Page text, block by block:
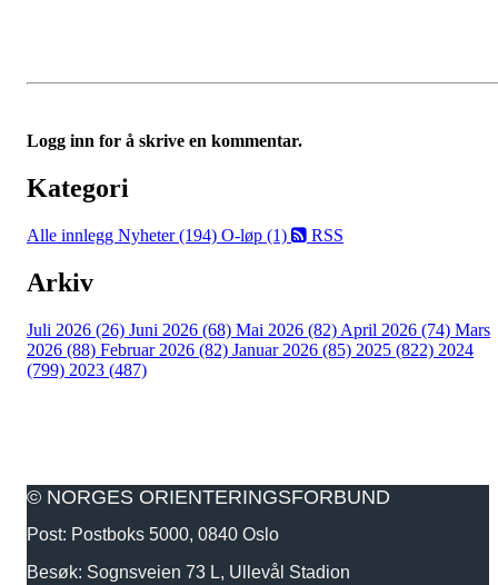
Logg inn for å skrive en kommentar.
Kategori
Alle innlegg Nyheter (194) O-løp (1) RSS
Arkiv
Juli 2026 (26) Juni 2026 (68) Mai 2026 (82) April 2026 (74) Mars
2026 (88) Februar 2026 (82) Januar 2026 (85) 2025 (822) 2024
(799) 2023 (487)
© NORGES ORIENTERINGSFORBUND
Post: Postboks 5000, 0840 Oslo
Besøk: Sognsveien 73 L, Ullevål Stadion